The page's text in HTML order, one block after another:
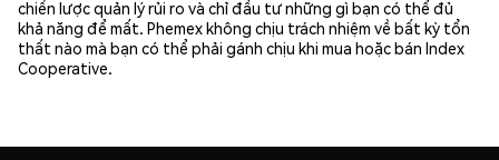
chiến lược quản lý rủi ro và chỉ đầu tư những gì bạn có thể đủ
khả năng để mất. Phemex không chịu trách nhiệm về bất kỳ tổn
thất nào mà bạn có thể phải gánh chịu khi mua hoặc bán Index
Cooperative.